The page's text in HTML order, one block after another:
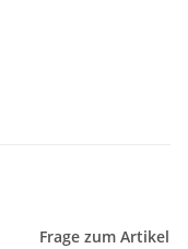
Frage zum Artikel